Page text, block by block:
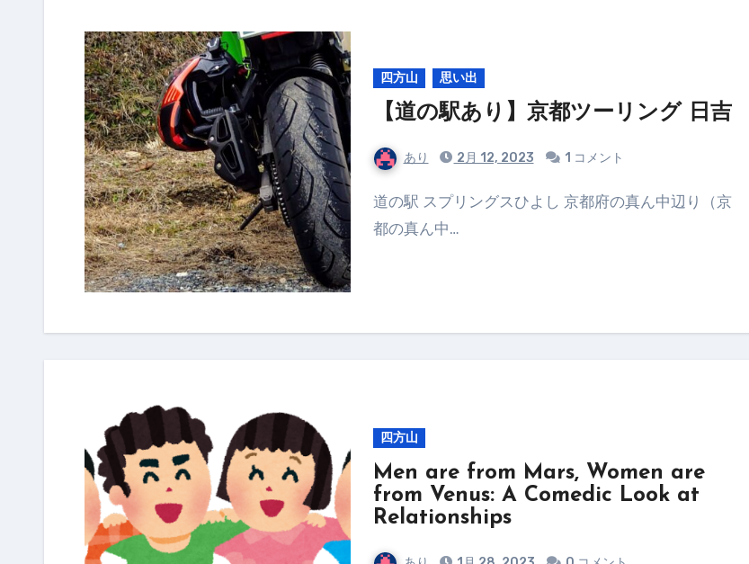
四方山 思い出
【道の駅あり】京都ツーリング 日吉
あり 2月 12, 2023 1 コメント
道の駅 スプリングスひよし 京都府の真ん中辺り（京
都の真ん中…
四方山
Men are from Mars, Women are
from Venus: A Comedic Look at
Relationships